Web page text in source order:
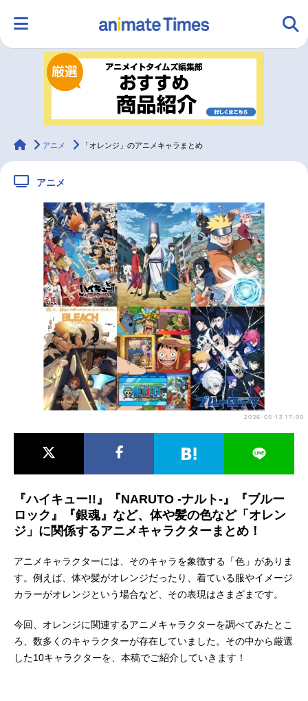
ランキング アニメ
ラジオ
2.5次元 配信・Vtuber トレンド 無料マンガ
最新記事一覧
アニメ記事一覧 声優記事一覧
アニメ映画一覧 実写化映画一覧
今期アニメ曜日別一覧
春アニメ 夏アニメ
男性声優/女性声優一覧
animateTimes
アニメ 「オレンジ」のアニメキャラまとめ
アニメ
2026-05-13 17:00
『ハイキュー!!』『NARUTO -ナルト-』『ブルー
ロック』『銀魂』など、体や髪の色など「オレン
ジ」に関係するアニメキャラクターまとめ！
アニメキャラクターには、そのキャラを象徴する「色」がありま
す。例えば、体や髪がオレンジだったり、着ている服やイメージ
カラーがオレンジという場合など、その表現はさまざまです。
今回、オレンジに関連するアニメキャラクターを調べてみたとこ
ろ、数多くのキャラクターが存在していました。その中から厳選
した10キャラクターを、本稿でご紹介していきます！